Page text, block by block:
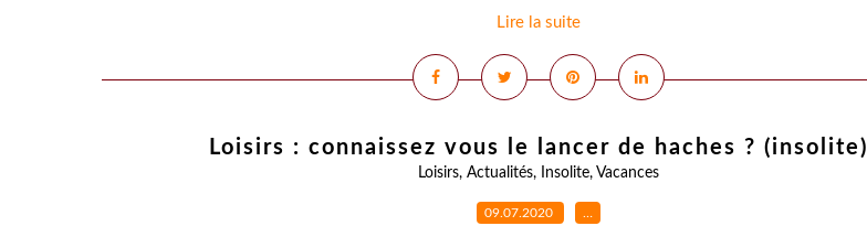
Lire la suite
Loisirs : connaissez vous le lancer de haches ? (insolite)
Loisirs, Actualités, Insolite, Vacances
09.07.2020 …